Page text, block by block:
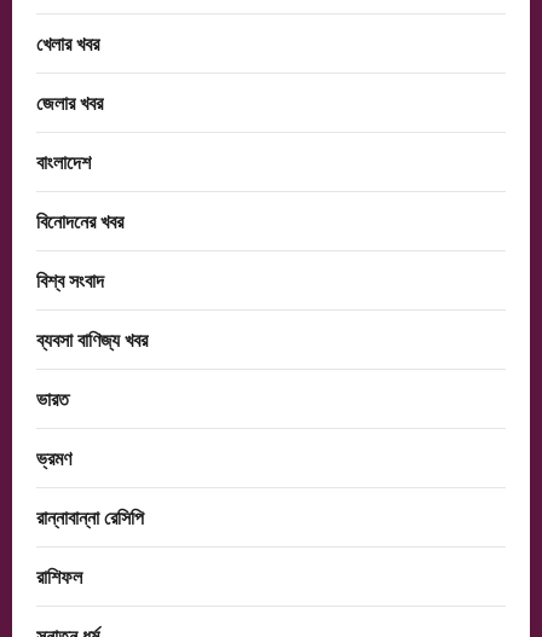
খেলার খবর
জেলার খবর
বাংলাদেশ
বিনোদনের খবর
বিশ্ব সংবাদ
ব্যবসা বাণিজ্য খবর
ভারত
ভ্রমণ
রান্নাবান্না রেসিপি
রাশিফল